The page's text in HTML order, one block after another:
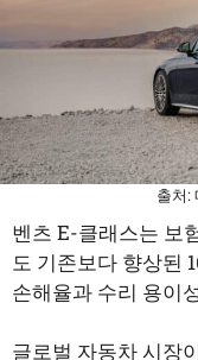
출처:
벤츠 E-클래스는 보
도 기존보다 향상된
손해율과 수리 용이
글로벌 자동차 시장